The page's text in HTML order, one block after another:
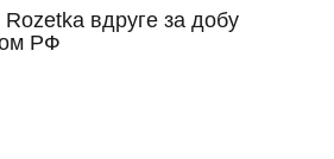
вдруге за добу
РФ